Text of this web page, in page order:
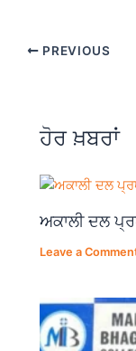
c
o
o
k
at
p
p
PREVIOUS
ਹੋਰ ਖ਼ਬਰਾਂ
ਅਕਾਲੀ ਦਲ
Leave a